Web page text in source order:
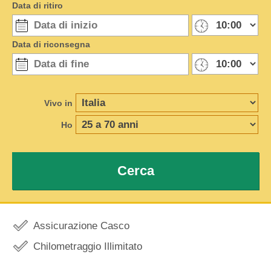
Data di ritiro
Data di riconsegna
Vivo in
Ho
Cerca
Assicurazione Casco
Chilometraggio Illimitato